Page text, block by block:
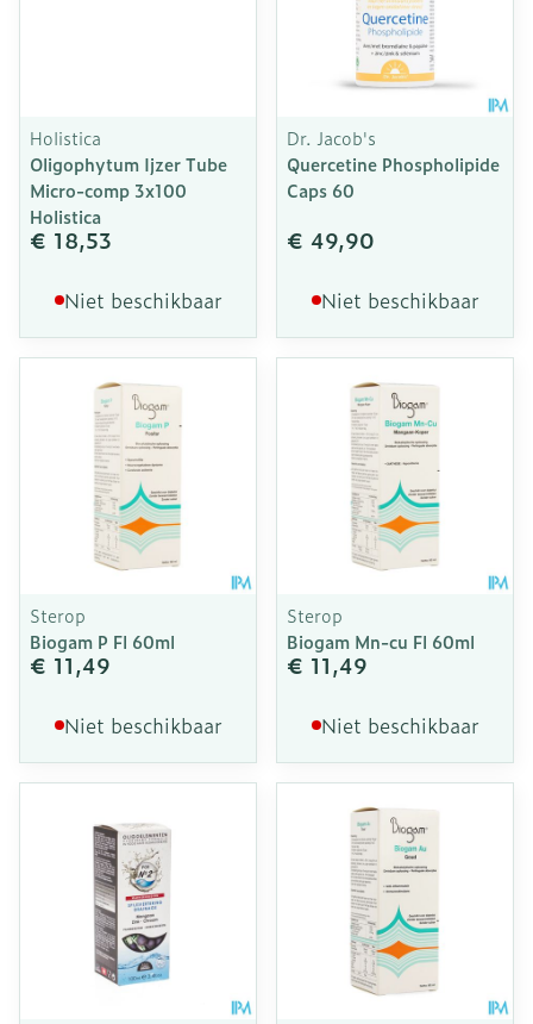
Holistica
Oligophytum Ijzer Tube
Micro-comp 3x100
Holistica
€ 18,53
Niet beschikbaar
Dr. Jacob's
Quercetine Phospholipide
Caps 60
€ 49,90
Niet beschikbaar
Sterop
Biogam P Fl 60ml
€ 11,49
Niet beschikbaar
Sterop
Biogam Mn-cu Fl 60ml
€ 11,49
Niet beschikbaar